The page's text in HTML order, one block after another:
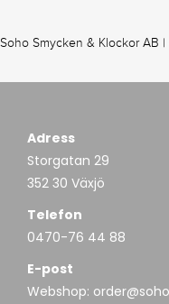
Soho Smycken & Klockor AB
Adress
Storgatan 29
352 30 Växjö
Telefon
0470-76 44 88
E-post
Webshop: